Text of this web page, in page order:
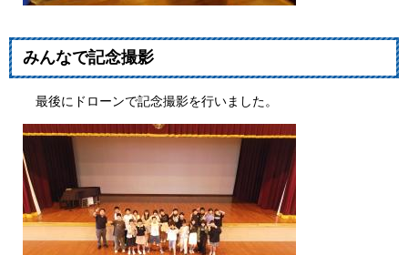
みんなで記念撮影
最後にドローンで記念撮影を行いました。